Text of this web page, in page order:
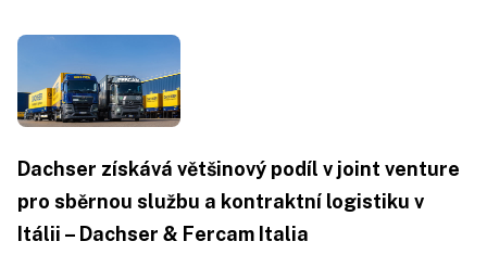
Dachser získává většinový podíl v joint venture
pro sběrnou službu a kontraktní logistiku v
Itálii – Dachser & Fercam Italia